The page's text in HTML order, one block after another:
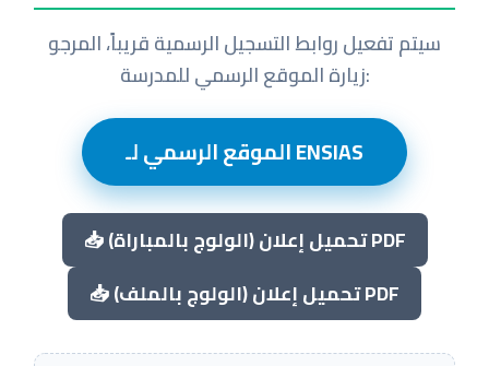
سيتم تفعيل روابط التسجيل الرسمية قريباً، المرجو
زيارة الموقع الرسمي للمدرسة:
الموقع الرسمي لـ ENSIAS
📥 تحميل إعلان (الولوج بالمباراة) PDF
📥 تحميل إعلان (الولوج بالملف) PDF